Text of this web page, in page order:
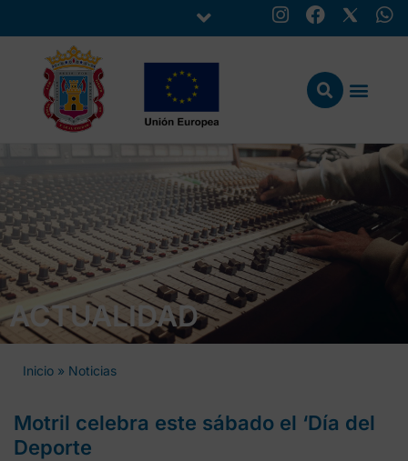
ACTUALIDAD
Inicio » Noticias
Motril celebra este sábado el ‘Día del
Deporte